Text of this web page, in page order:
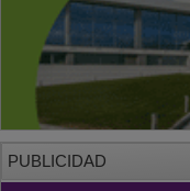
PUBLICIDAD